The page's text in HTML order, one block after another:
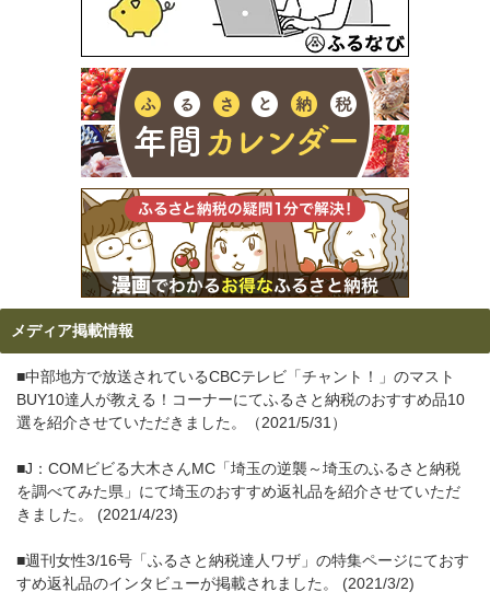
メディア掲載情報
■中部地方で放送されているCBCテレビ「チャント！」のマスト
BUY10達人が教える！コーナーにてふるさと納税のおすすめ品10
選を紹介させていただきました。（2021/5/31）
■J：COMビビる大木さんMC「埼玉の逆襲～埼玉のふるさと納税
を調べてみた県」にて埼玉のおすすめ返礼品を紹介させていただ
きました。 (2021/4/23)
■週刊女性3/16号「ふるさと納税達人ワザ」の特集ページにておす
すめ返礼品のインタビューが掲載されました。 (2021/3/2)